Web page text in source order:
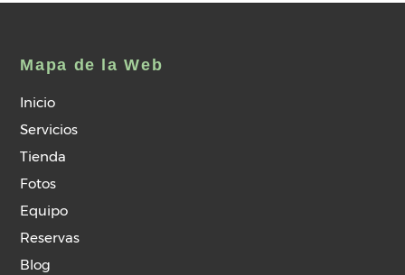
Mapa de la Web
Inicio
Servicios
Tienda
Fotos
Equipo
Reservas
Blog